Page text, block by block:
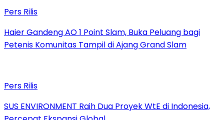
Pers Rilis
Haier Gandeng AO 1 Point Slam, Buka Peluang bagi
Petenis Komunitas Tampil di Ajang Grand Slam
Pers Rilis
SUS ENVIRONMENT Raih Dua Proyek WtE di Indonesia,